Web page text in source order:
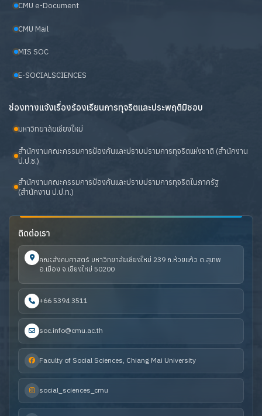
CMU e-Document
CMU Mail
MIS SOC
E-SOCIALSCIENCES
ช่องทางแจ้งเรื่องร้องเรียนการทุจริตและประพฤติมิชอบ
มหาวิทยาลัยเชียงใหม่
สำนักงานคณะกรรมการป้องกันและปราบปรามการทุจริตแห่งชาติ (สำนักงาน
ป.ป.ช.)
สำนักงานคณะกรรมการป้องกันและปราบปรามการทุจริตในภาครัฐ
(สำนักงาน ป.ป.ท.)
ติดต่อเรา
คณะสังคมศาสตร์ มหาวิทยาลัยเชียงใหม่ 239 ถ.ห้วยแก้ว ต.สุเทพ
อ.เมือง จ.เชียงใหม่ 50200
+66 5394 3511
soc.info@cmu.ac.th
Faculty of Social Sciences, Chiang Mai University
social_sciences_cmu